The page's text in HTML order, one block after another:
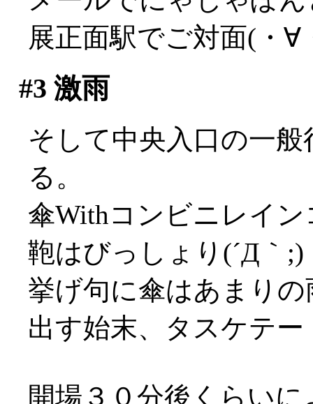
展正面駅でご対面(・∀
#3 激雨
そして中央入口の一
る。
傘Withコンビニレイ
鞄はびっしょり(´Д｀;)
挙げ句に傘はあまり
出す始末、タスケテー
開場３０分後くらい